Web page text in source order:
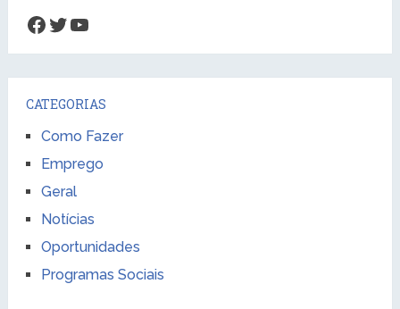
Facebook
Twitter
Youtube
CATEGORIAS
Como Fazer
Emprego
Geral
Notícias
Oportunidades
Programas Sociais